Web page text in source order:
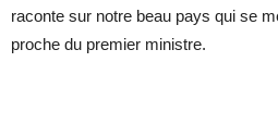
raconte sur notre beau pays qui se
proche du premier ministre.